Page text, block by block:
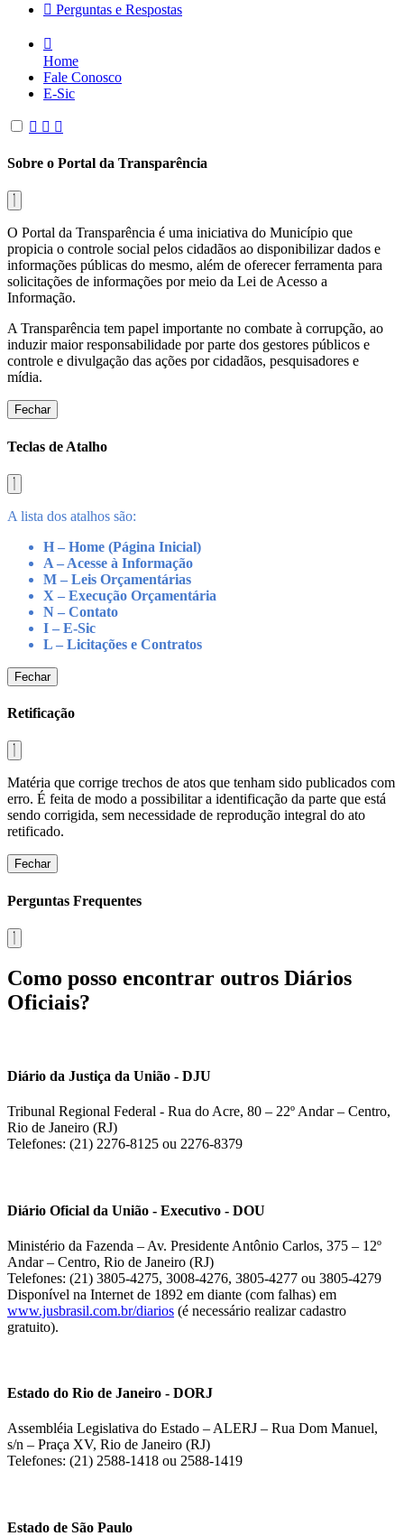
Perguntas e Respostas
Home
Fale Conosco
E-Sic
Sobre o Portal da Transparência
O Portal da Transparência é uma iniciativa do Município que
propicia o controle social pelos cidadãos ao disponibilizar dados e
informações públicas do mesmo, além de oferecer ferramenta para
solicitações de informações por meio da Lei de Acesso a
Informação.
A Transparência tem papel importante no combate à corrupção, ao
induzir maior responsabilidade por parte dos gestores públicos e
controle e divulgação das ações por cidadãos, pesquisadores e
mídia.
Fechar
Teclas de Atalho
A lista dos atalhos são:
H – Home (Página Inicial)
A – Acesse à Informação
M – Leis Orçamentárias
X – Execução Orçamentária
N – Contato
I – E-Sic
L – Licitações e Contratos
Fechar
Retificação
Matéria que corrige trechos de atos que tenham sido publicados com
erro. É feita de modo a possibilitar a identificação da parte que está
sendo corrigida, sem necessidade de reprodução integral do ato
retificado.
Fechar
Perguntas Frequentes
Como posso encontrar outros Diários
Oficiais?
Diário da Justiça da União - DJU
Tribunal Regional Federal - Rua do Acre, 80 – 22º Andar – Centro,
Rio de Janeiro (RJ)
Telefones: (21) 2276-8125 ou 2276-8379
Diário Oficial da União - Executivo - DOU
Ministério da Fazenda – Av. Presidente Antônio Carlos, 375 – 12º
Andar – Centro, Rio de Janeiro (RJ)
Telefones: (21) 3805-4275, 3008-4276, 3805-4277 ou 3805-4279
Disponível na Internet de 1892 em diante (com falhas) em
www.jusbrasil.com.br/diarios (é necessário realizar cadastro
gratuito).
Estado do Rio de Janeiro - DORJ
Assembléia Legislativa do Estado – ALERJ – Rua Dom Manuel,
s/n – Praça XV, Rio de Janeiro (RJ)
Telefones: (21) 2588-1418 ou 2588-1419
Estado de São Paulo